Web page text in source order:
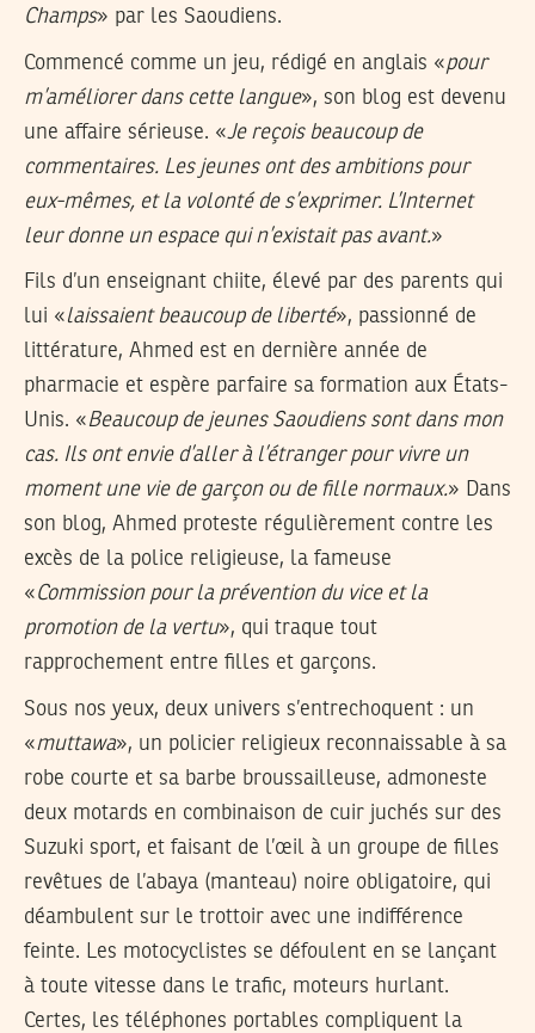
Champs» par les Saoudiens.
Commencé comme un jeu, rédigé en anglais «pour
m’améliorer dans cette langue», son blog est devenu
une affaire sérieuse. «Je reçois beaucoup de
commentaires. Les jeunes ont des ambitions pour
eux-mêmes, et la volonté de s’exprimer. L’Internet
leur donne un espace qui n’existait pas avant.»
Fils d’un enseignant chiite, élevé par des parents qui
lui «laissaient beaucoup de liberté», passionné de
littérature, Ahmed est en dernière année de
pharmacie et espère parfaire sa formation aux États-
Unis. «Beaucoup de jeunes Saoudiens sont dans mon
cas. Ils ont envie d’aller à l’étranger pour vivre un
moment une vie de garçon ou de fille normaux.» Dans
son blog, Ahmed proteste régulièrement contre les
excès de la police religieuse, la fameuse
«Commission pour la prévention du vice et la
promotion de la vertu», qui traque tout
rapprochement entre filles et garçons.
Sous nos yeux, deux univers s’entrechoquent : un
«muttawa», un policier religieux re­con­naissable à sa
robe courte et sa barbe broussailleuse, admoneste
deux motards en combinaison de cuir juchés sur des
Suzuki sport, et faisant de l’œil à un groupe de filles
revêtues de l’abaya (manteau) noire obligatoire, qui
déambulent sur le trottoir avec une indifférence
feinte. Les motocyclistes se défoulent en se lançant
à toute vitesse dans le trafic, moteurs hurlant.
Certes, les téléphones portables compliquent la